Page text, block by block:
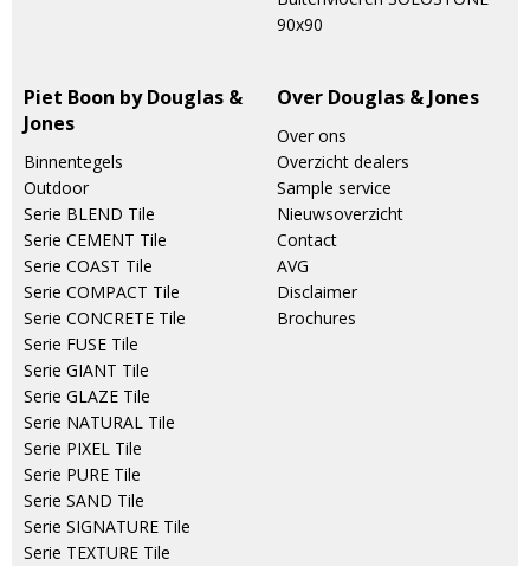
90x90
Piet Boon by Douglas &
Jones
Binnentegels
Outdoor
Serie BLEND Tile
Serie CEMENT Tile
Serie COAST Tile
Serie COMPACT Tile
Serie CONCRETE Tile
Serie FUSE Tile
Serie GIANT Tile
Serie GLAZE Tile
Serie NATURAL Tile
Serie PIXEL Tile
Serie PURE Tile
Serie SAND Tile
Serie SIGNATURE Tile
Serie TEXTURE Tile
Over Douglas & Jones
Over ons
Overzicht dealers
Sample service
Nieuwsoverzicht
Contact
AVG
Disclaimer
Brochures